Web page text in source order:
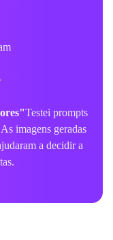
Testei prompts
imagens geradas
a decidir a